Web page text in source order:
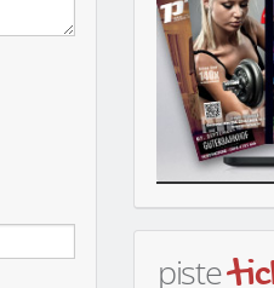
piste